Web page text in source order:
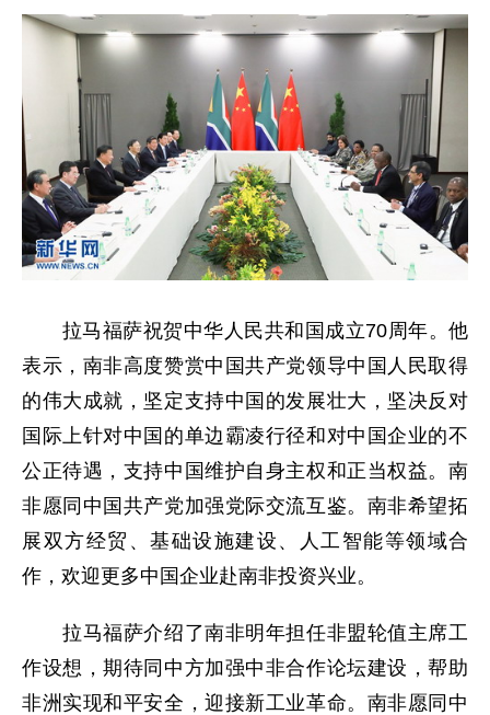
拉马福萨祝贺中华人民共和国成立70周年。他
表示，南非高度赞赏中国共产党领导中国人民取得
的伟大成就，坚定支持中国的发展壮大，坚决反对
国际上针对中国的单边霸凌行径和对中国企业的不
公正待遇，支持中国维护自身主权和正当权益。南
非愿同中国共产党加强党际交流互鉴。南非希望拓
展双方经贸、基础设施建设、人工智能等领域合
作，欢迎更多中国企业赴南非投资兴业。
拉马福萨介绍了南非明年担任非盟轮值主席工
作设想，期待同中方加强中非合作论坛建设，帮助
非洲实现和平安全，迎接新工业革命。南非愿同中